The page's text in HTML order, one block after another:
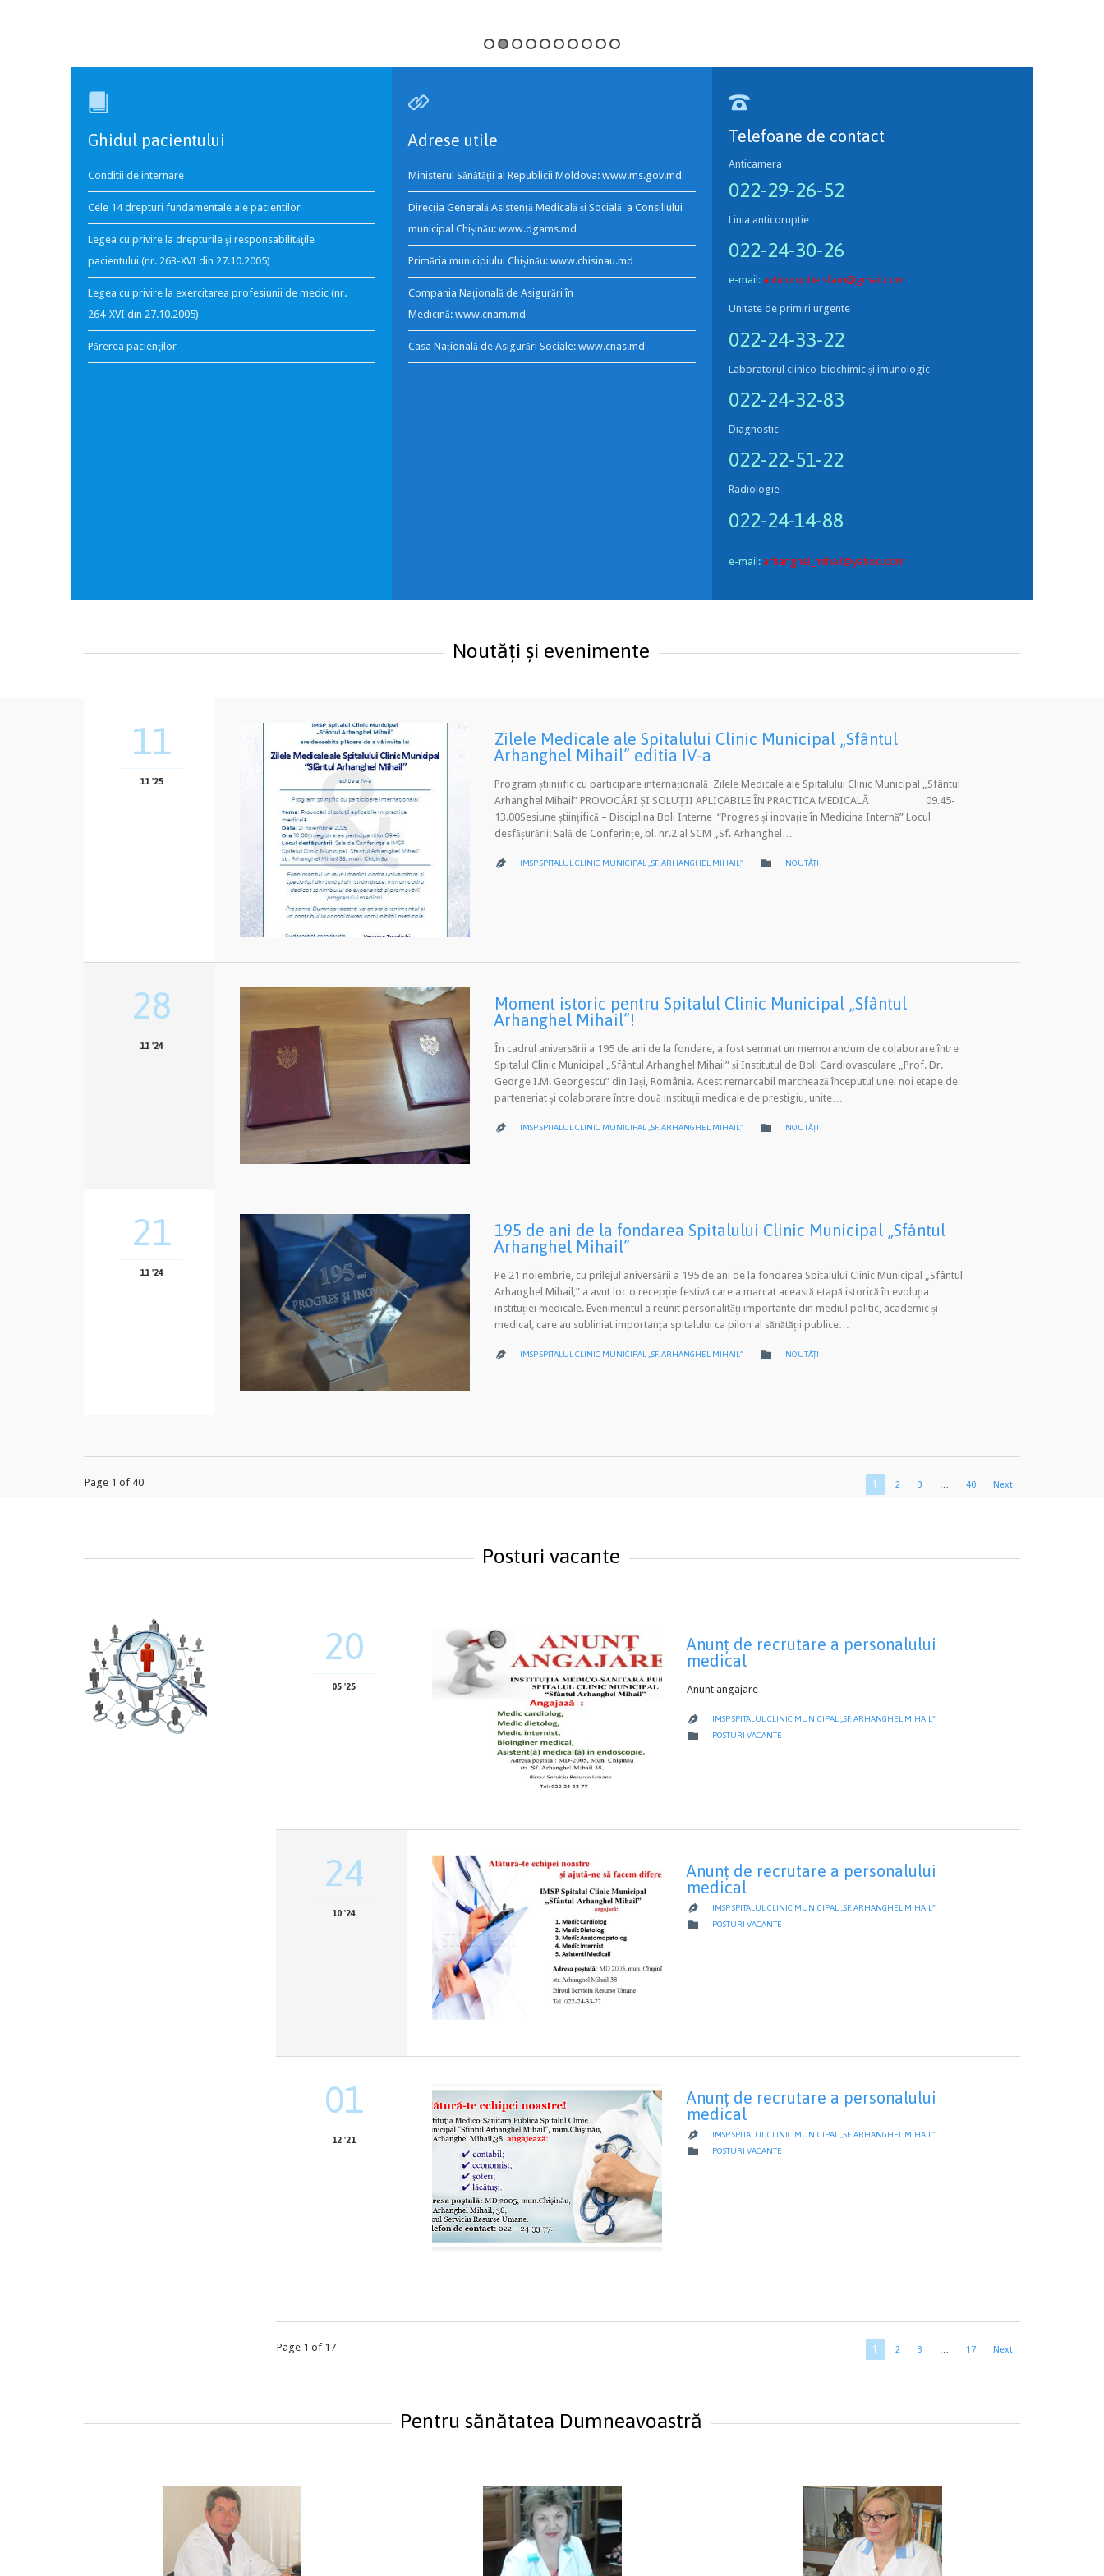

Ghidul pacientului
Conditii de internare
Cele 14 drepturi fundamentale ale pacientilor
Legea cu privire la drepturile şi responsabilităţile
pacientului (nr. 263-XVI din 27.10.2005)
Legea cu privire la exercitarea profesiunii de medic (nr.
264-XVI din 27.10.2005)
Părerea pacienţilor

Adrese utile
Ministerul Sănătății al Republicii Moldova: www.ms.gov.md
Direcția Generală Asistență Medicală și Socială a Consiliului
municipal Chișinău: www.dgams.md
Primăria municipiului Chișinău: www.chisinau.md
Compania Națională de Asigurări în
Medicină: www.cnam.md
Casa Națională de Asigurări Sociale: www.cnas.md

Telefoane de contact
Anticamera
022-29-26-52
Linia anticoruptie
022-24-30-26
e-mail: anticoruptie.sfam@gmail.com
Unitate de primiri urgente
022-24-33-22
Laboratorul clinico-biochimic și imunologic
022-24-32-83
Diagnostic
022-22-51-22
Radiologie
022-24-14-88
e-mail: arhanghel_mihail@yahoo.com
Noutăți și evenimente
11
11 '25
Zilele Medicale ale Spitalului Clinic Municipal „Sfântul
Arhanghel Mihail” editia IV-a
Program științific cu participare internațională Zilele Medicale ale Spitalului Clinic Municipal „Sfântul
Arhanghel Mihail” PROVOCĂRI ȘI SOLUȚII APLICABILE ÎN PRACTICA MEDICALĂ 09.45-
13.00Sesiune științifică – Disciplina Boli Interne “Progres și inovație în Medicina Internă” Locul
desfășurării: Sală de Conferințe, bl. nr.2 al SCM „Sf. Arhanghel…
 IMSP SPITALUL CLINIC MUNICIPAL „SF. ARHANGHEL MIHAIL”  CATEGORY
NOUTĂȚI
28
11 '24
Moment istoric pentru Spitalul Clinic Municipal „Sfântul
Arhanghel Mihail”!
În cadrul aniversării a 195 de ani de la fondare, a fost semnat un memorandum de colaborare între
Spitalul Clinic Municipal „Sfântul Arhanghel Mihail” și Institutul de Boli Cardiovasculare „Prof. Dr.
George I.M. Georgescu” din Iași, România. Acest remarcabil marchează începutul unei noi etape de
parteneriat și colaborare între două instituții medicale de prestigiu, unite…
 IMSP SPITALUL CLINIC MUNICIPAL „SF. ARHANGHEL MIHAIL”  CATEGORY
NOUTĂȚI
21
11 '24
195 de ani de la fondarea Spitalului Clinic Municipal „Sfântul
Arhanghel Mihail”
Pe 21 noiembrie, cu prilejul aniversării a 195 de ani de la fondarea Spitalului Clinic Municipal „Sfântul
Arhanghel Mihail,” a avut loc o recepție festivă care a marcat această etapă istorică în evoluția
instituției medicale. Evenimentul a reunit personalități importante din mediul politic, academic și
medical, care au subliniat importanța spitalului ca pilon al sănătății publice…
 IMSP SPITALUL CLINIC MUNICIPAL „SF. ARHANGHEL MIHAIL”  CATEGORY
NOUTĂȚI
Page 1 of 40 1 2 3 … 40 Next
Posturi vacante
20
05 '25
Anunţ de recrutare a personalului
medical
Anunt angajare
 IMSP SPITALUL CLINIC MUNICIPAL „SF. ARHANGHEL MIHAIL”
 CATEGORY
POSTURI VACANTE
24
10 '24
Anunţ de recrutare a personalului
medical
 IMSP SPITALUL CLINIC MUNICIPAL „SF. ARHANGHEL MIHAIL”
 CATEGORY
POSTURI VACANTE
01
12 '21
Anunţ de recrutare a personalului
medical
 IMSP SPITALUL CLINIC MUNICIPAL „SF. ARHANGHEL MIHAIL”
 CATEGORY
POSTURI VACANTE
Page 1 of 17 1 2 3 … 17 Next
Pentru sănătatea Dumneavoastră